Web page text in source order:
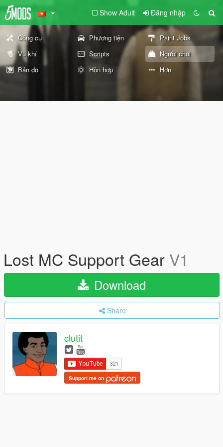
Show Adult Đăng nhập
Công cụ Phương tiện
Paint Jobs
Vũ khí
Scripts
Người chơi
Bản đồ
Hỗn hợp Hơn
Lost MC Support Gear V1
Download
Share
clutit
Support me on